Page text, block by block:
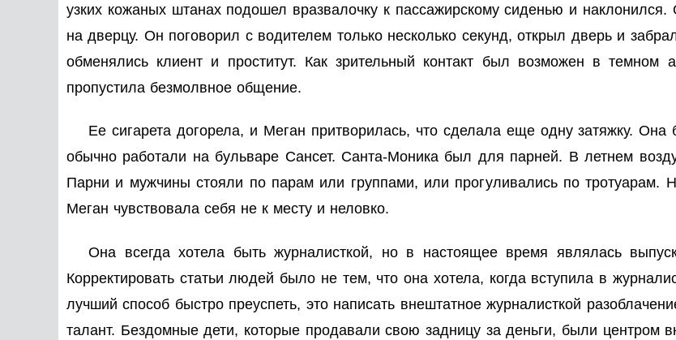
узких кожаных штанах подошел вразвалочку к пассажирскому сиденью и
на дверцу. Он поговорил с водителем только несколько секунд, открыл дверь и
обменялись клиент и проститут. Как зрительный контакт был возможен в темном
пропустила безмолвное общение.
Ее сигарета догорела, и Меган притворилась, что сделала еще одну затяжку.
обычно работали на бульваре Сансет. Санта-Моника был для парней. В летнем
Парни и мужчины стояли по парам или группами, или прогуливались по тротуарам.
Меган чувствовала себя не к месту и неловко.
Она всегда хотела быть журналисткой, но в настоящее время являлась
Корректировать статьи людей было не тем, что она хотела, когда вступила в
лучший способ быстро преуспеть, это написать внештатное журналисткой
талант. Бездомные дети, которые продавали свою задницу за деньги, были центром